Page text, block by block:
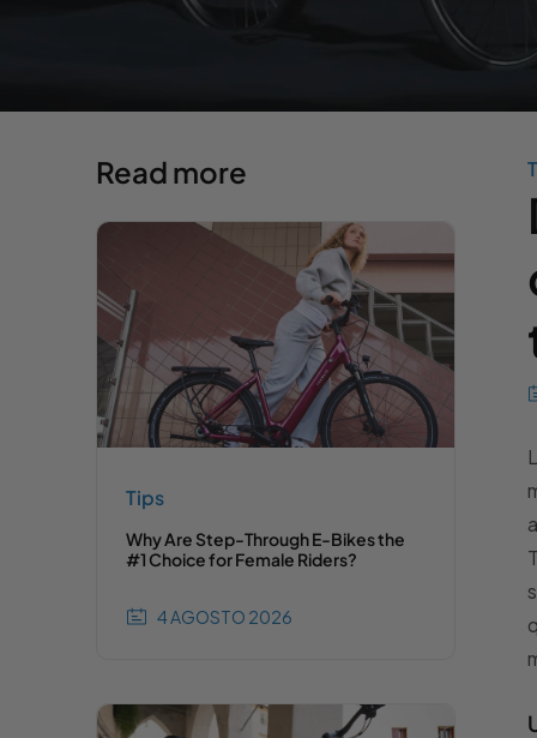
Read more
Tips
Why Are Step-Through E-Bikes the
#1 Choice for Female Riders?
4 AGOSTO 2026